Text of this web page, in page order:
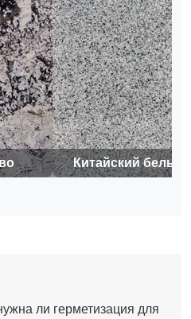
Китайский белый
ли герметизация для